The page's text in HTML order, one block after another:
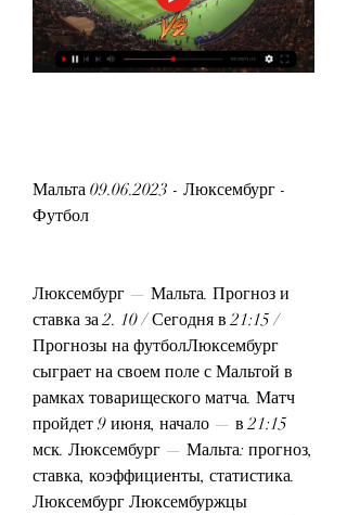
Мальта 09.06.2023 - Люксембург -
Футбол
Люксембург — Мальта. Прогноз и
ставка за 2. 10 / Сегодня в 21:15 /
Прогнозы на футболЛюксембург
сыграет на своем поле с Мальтой в
рамках товарищеского матча. Матч
пройдет 9 июня, начало — в 21:15
мск. Люксембург — Мальта: прогноз,
ставка, коэффициенты, статистика.
Люксембург Люксембуржцы